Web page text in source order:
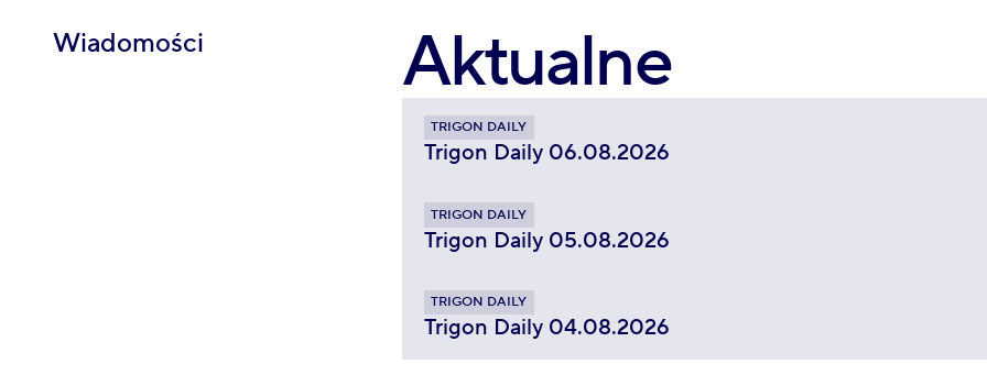
Wiadomości Aktualne
TRIGON DAILY
Trigon Daily 06.08.2026
TRIGON DAILY
Trigon Daily 05.08.2026
TRIGON DAILY
Trigon Daily 04.08.2026